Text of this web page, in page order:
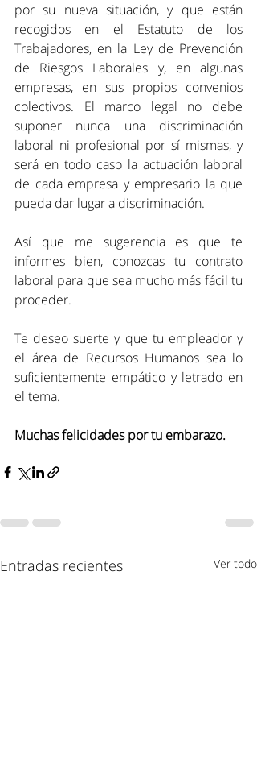
por su nueva situación, y que están
recogidos en el Estatuto de los
Trabajadores, en la Ley de Prevención
de Riesgos Laborales y, en algunas
empresas, en sus propios convenios
colectivos. El marco legal no debe
suponer nunca una discriminación
laboral ni profesional por sí mismas, y
será en todo caso la actuación laboral
de cada empresa y empresario la que
pueda dar lugar a discriminación.
Así que me sugerencia es que te
informes bien, conozcas tu contrato
laboral para que sea mucho más fácil tu
proceder.
Te deseo suerte y que tu empleador y
el área de Recursos Humanos sea lo
suficientemente empático y letrado en
el tema.
Muchas felicidades por tu embarazo.
Entradas recientes Ver todo